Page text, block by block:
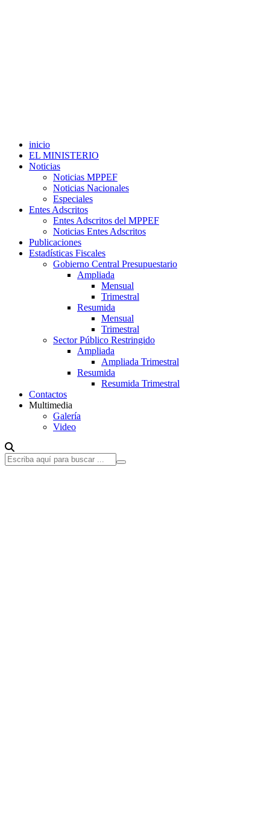
inicio
EL MINISTERIO
Noticias
Noticias MPPEF
Noticias Nacionales
Especiales
Entes Adscritos
Entes Adscritos del MPPEF
Noticias Entes Adscritos
Publicaciones
Estadísticas Fiscales
Gobierno Central Presupuestario
Ampliada
Mensual
Trimestral
Resumida
Mensual
Trimestral
Sector Público Restringido
Ampliada
Ampliada Trimestral
Resumida
Resumida Trimestral
Contactos
Multimedia
Galería
Video